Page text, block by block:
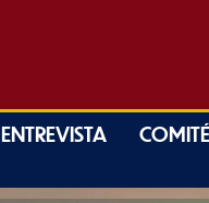
ENTREVISTA